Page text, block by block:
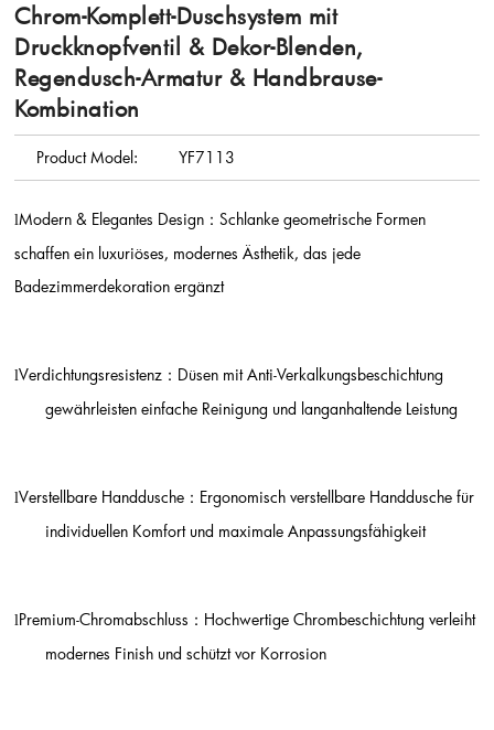
Chrom-Komplett-Duschsystem mit
Druckknopfventil & Dekor-Blenden,
Regendusch-Armatur & Handbrause-
Kombination
Product Model: YF7113
lModern & Elegantes Design ：Schlanke geometrische Formen
schaffen ein luxuriöses, modernes Ästhetik, das jede
Badezimmerdekoration ergänzt
lVerdichtungsresistenz ： Düsen mit Anti-Verkalkungsbeschichtung
gewährleisten einfache Reinigung und langanhaltende Leistung
lVerstellbare Handdusche ： Ergonomisch verstellbare Handdusche für
individuellen Komfort und maximale Anpassungsfähigkeit
lPremium-Chromabschluss ： Hochwertige Chrombeschichtung verleiht
modernes Finish und schützt vor Korrosion